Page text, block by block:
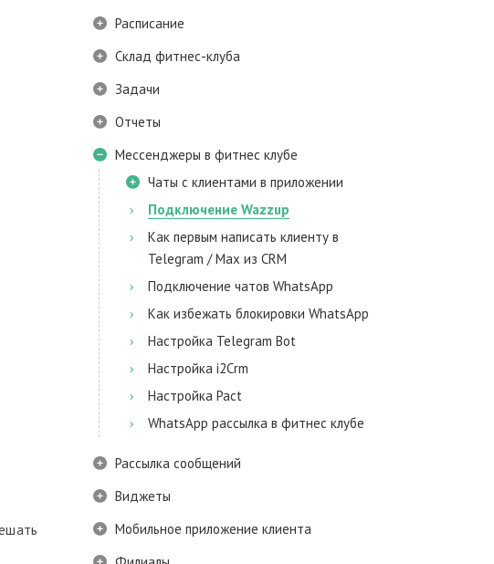
Расписание
Склад фитнес-клуба
Задачи
Отчеты
Мессенджеры в фитнес клубе
Чаты с клиентами в приложении
Подключение Wazzup
Как первым написать клиенту в
Telegram / Max из CRM
Подключение чатов WhatsApp
Как избежать блокировки WhatsApp
Настройка Telegram Bot
Настройка i2Crm
Настройка Pact
WhatsApp рассылка в фитнес клубе
Рассылка сообщений
Виджеты
Мобильное приложение клиента